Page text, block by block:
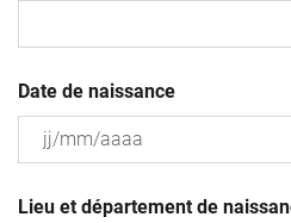
Date de naissance
slash
Lieu et département de